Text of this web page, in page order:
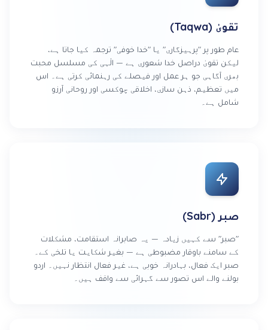
تقویٰ (Taqwa)
عام طور پر "پرہیزگاری" یا "خدا خوفی" ترجمہ کیا جاتا ہے،
لیکن تقویٰ دراصل خدا شعوری ہے — الٰہی کی مسلسل محبت
بھری آگاہی جو ہر عمل اور فیصلے کی رہنمائی کرتی ہے۔ اس
میں تعظیم، ذہن سازی، اخلاقی چوکسی اور روحانی آرزو
شامل ہے۔
صبر (Sabr)
"صبر" سے کہیں زیادہ — یہ صابرانہ استقامت، مشکلات
کے سامنے باوقار مضبوطی ہے — بغیر شکایت یا تلخی کے۔
صبر ایک فعال، بہادرانہ خوبی ہے، غیر فعال انتظار نہیں۔ اردو
بولنے والے اس تصور سے گہرائی سے واقف ہیں۔